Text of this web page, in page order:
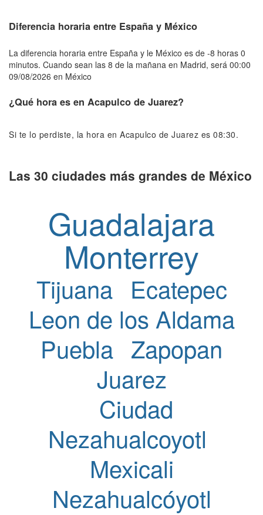
Diferencia horaria entre España y México
La diferencia horaria entre España y le México es de -8 horas 0
minutos. Cuando sean las 8 de la mañana en Madrid, será 00:00
09/08/2026 en México
¿Qué hora es en Acapulco de Juarez?
Si te lo perdiste, la hora en Acapulco de Juarez es 08:30.
Las 30 ciudades más grandes de México
Guadalajara
Monterrey
Tijuana Ecatepec
Leon de los Aldama
Puebla Zapopan
Juarez
Ciudad
Nezahualcoyotl
Mexicali
Nezahualcóyotl